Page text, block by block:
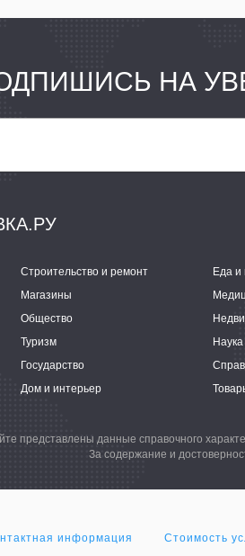
НА
Строительство и ремонт Еда и
Магазины
Общество
Туризм
Государство
Дом и интерьер
представлены данные справочного
За содержание и
информация Стоимость